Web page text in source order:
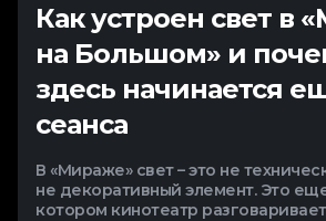
Как устроен свет в
на Большом» и
здесь начинается
сеанса
В «Мираже» свет – это не
не декоративный элемент. Это
котором кинотеатр